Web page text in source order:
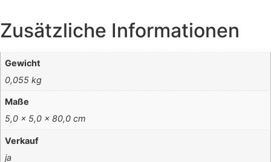
Zusätzliche Informationen
Gewicht
0,055 kg
Maße
5,0 × 5,0 × 80,0 cm
Verkauf
ja